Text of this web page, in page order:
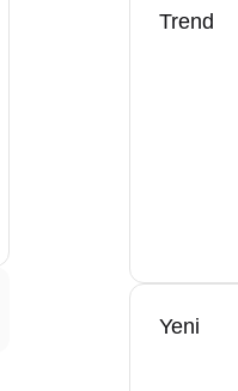
Trend
Yeni